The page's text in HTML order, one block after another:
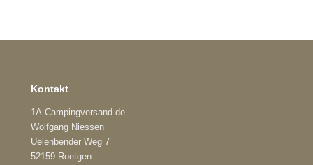
Kontakt
1A-Campingversand.de
Wolfgang Niessen
Uelenbender Weg 7
52159 Roetgen